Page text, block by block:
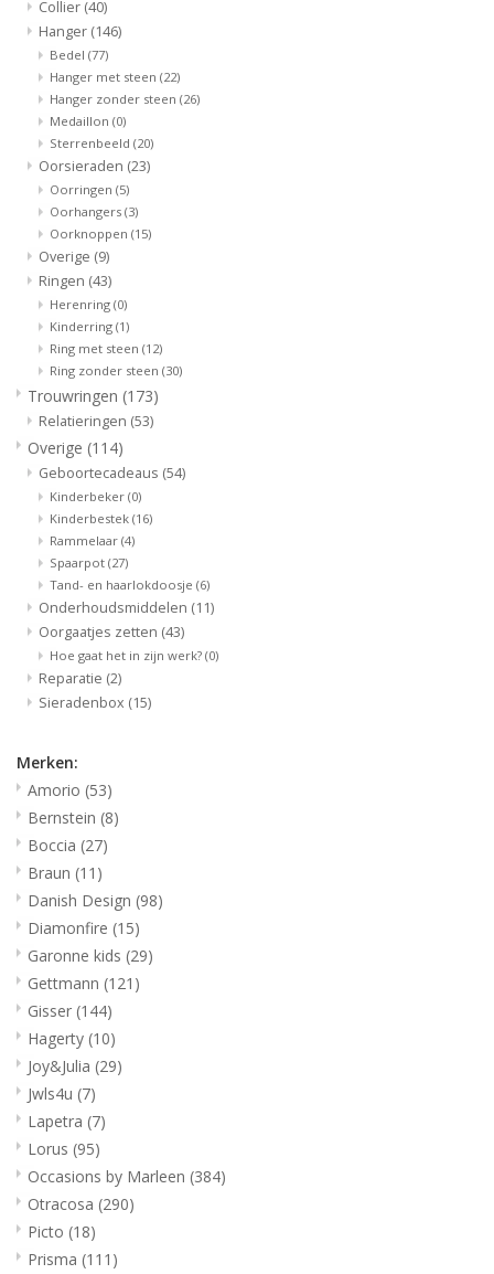
Collier (40)
Hanger (146)
Bedel (77)
Hanger met steen (22)
Hanger zonder steen (26)
Medaillon (0)
Sterrenbeeld (20)
Oorsieraden (23)
Oorringen (5)
Oorhangers (3)
Oorknoppen (15)
Overige (9)
Ringen (43)
Herenring (0)
Kinderring (1)
Ring met steen (12)
Ring zonder steen (30)
Trouwringen (173)
Relatieringen (53)
Overige (114)
Geboortecadeaus (54)
Kinderbeker (0)
Kinderbestek (16)
Rammelaar (4)
Spaarpot (27)
Tand- en haarlokdoosje (6)
Onderhoudsmiddelen (11)
Oorgaatjes zetten (43)
Hoe gaat het in zijn werk? (0)
Reparatie (2)
Sieradenbox (15)
Merken:
Amorio (53)
Bernstein (8)
Boccia (27)
Braun (11)
Danish Design (98)
Diamonfire (15)
Garonne kids (29)
Gettmann (121)
Gisser (144)
Hagerty (10)
Joy&Julia (29)
Jwls4u (7)
Lapetra (7)
Lorus (95)
Occasions by Marleen (384)
Otracosa (290)
Picto (18)
Prisma (111)